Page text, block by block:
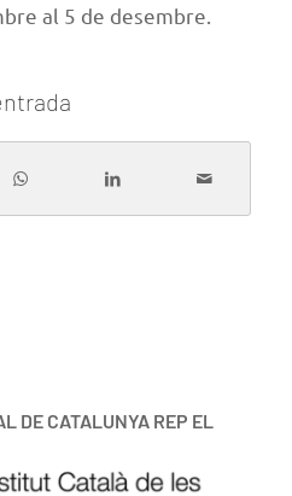
al 5 de desembre.
DE CATALUNYA REP EL